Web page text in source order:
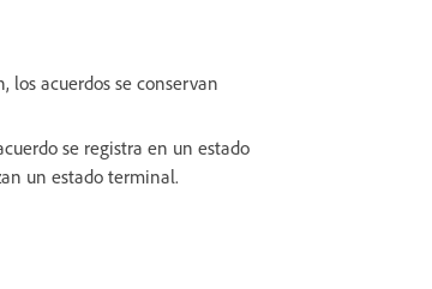
los acuerdos se conservan
se registra en un estado
un estado terminal.